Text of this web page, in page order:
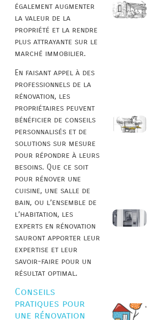
également augmenter
la valeur de la
propriété et la rendre
plus attrayante sur le
marché immobilier.
En faisant appel à des
professionnels de la
rénovation, les
propriétaires peuvent
bénéficier de conseils
personnalisés et de
solutions sur mesure
pour répondre à leurs
besoins. Que ce soit
pour rénover une
cuisine, une salle de
bain, ou l’ensemble de
l’habitation, les
experts en rénovation
sauront apporter leur
expertise et leur
savoir-faire pour un
résultat optimal.
Conseils
pratiques pour
une rénovation